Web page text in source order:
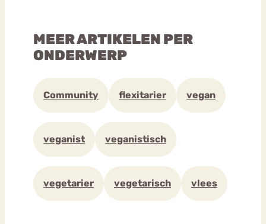
MEER ARTIKELEN PER
ONDERWERP
Community flexitarier vegan
veganist veganistisch
vegetarier vegetarisch vlees